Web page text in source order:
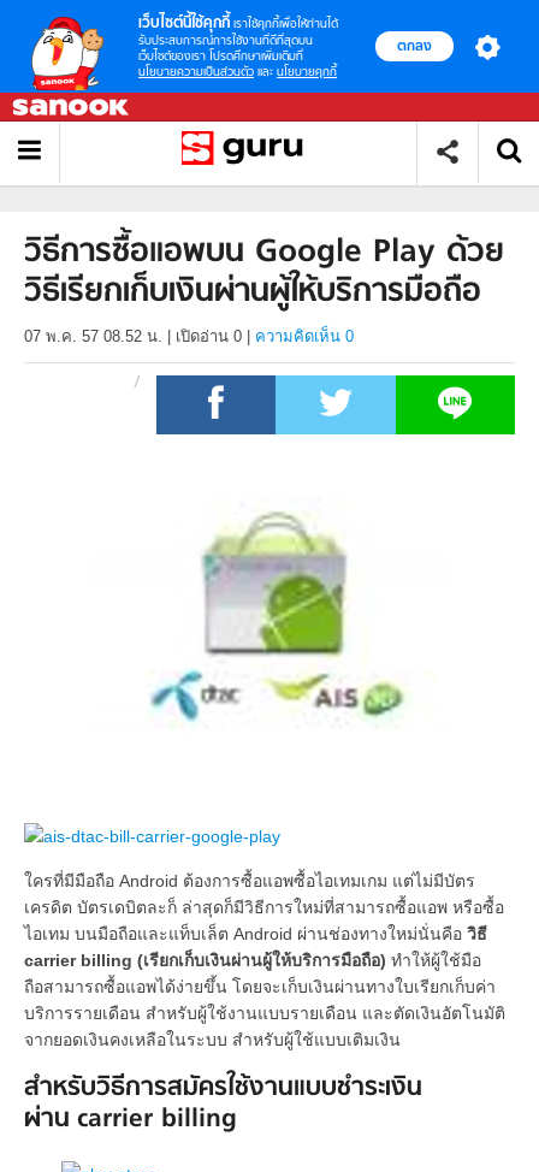
เว็บไซต์นี้ใช้คุกกี้ เราใช้คุกกี้เพื่อให้ท่านได้
รับประสบการณ์การใช้งานที่ดีที่สุดบน
เว็บไซต์ของเรา โปรดศึกษาเพิ่มเติมที่
นโยบายความเป็นส่วนตัว และ นโยบายคุกกี้
ตกลง
วิธีการซื้อแอพบน Google Play ด้วย
วิธีเรียกเก็บเงินผ่านผู้ให้บริการมือถือ
07 พ.ค. 57 08.52 น. เปิดอ่าน 0 ความคิดเห็น 0
ใครที่มีมือถือ Android ต้องการซื้อแอพซื้อไอเทมเกม แต่ไม่มีบัตร
เครดิต บัตรเดบิตละก็ ล่าสุดก็มีวิธีการใหม่ที่สามารถซื้อแอพ หรือซื้อ
ไอเทม บนมือถือและแท็บเล็ต Android ผ่านช่องทางใหม่นั่นคือ วิธี
carrier billing (เรียกเก็บเงินผ่านผู้ให้บริการมือถือ) ทำให้ผู้ใช้มือ
ถือสามารถซื้อแอพได้ง่ายขึ้น โดยจะเก็บเงินผ่านทางใบเรียกเก็บค่า
บริการรายเดือน สำหรับผู้ใช้งานแบบรายเดือน และตัดเงินอัตโนมัติ
จากยอดเงินคงเหลือในระบบ สำหรับผู้ใช้แบบเติมเงิน
สำหรับวิธีการสมัครใช้งานแบบชำระเงิน
ผ่าน carrier billing